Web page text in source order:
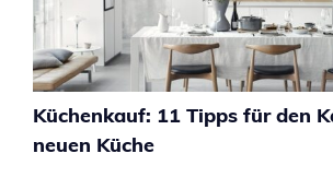
Küchenkauf: 11 Tipps für den
neuen Küche